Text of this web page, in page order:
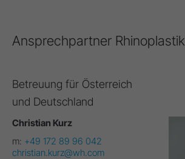
Ansprechpartner Rhinoplastik
Betreuung für Österreich
und Deutschland
Christian Kurz
m: +49 172 89 96 042
christian.kurz@wh.com